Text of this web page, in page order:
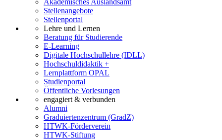
Akademisches Auslandsamt
Stellenangebote
Stellenportal
Lehre und Lernen
Beratung für Studierende
E-Learning
Digitale Hochschullehre (IDLL)
Hochschuldidaktik +
Lernplattform OPAL
Studienportal
Öffentliche Vorlesungen
engagiert & verbunden
Alumni
Graduiertenzentrum (GradZ)
HTWK-Förderverein
HTWK-Stiftung